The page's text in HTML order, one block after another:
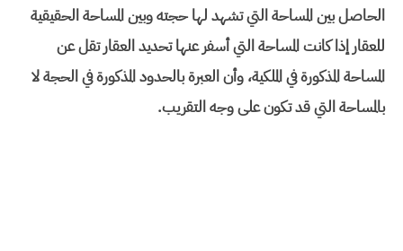
الحاصل بين المساحة التي تشهد لها حجته وبين المساحة الحقيقية
للعقار إذا كانت المساحة التي أسفر عنها تحديد العقار تقل عن
المساحة المذكورة في الملكية، وأن العبرة بالحدود المذكورة في الحجة لا
بالمساحة التي قد تكون على وجه التقريب.